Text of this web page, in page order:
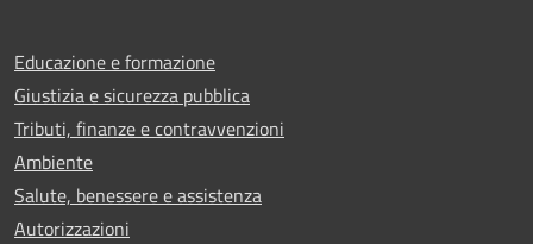
Educazione e formazione
Giustizia e sicurezza pubblica
Tributi, finanze e contravvenzioni
Ambiente
Salute, benessere e assistenza
Autorizzazioni